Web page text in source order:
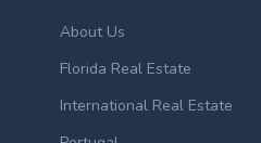
About Us
Florida Real Estate
International Real Estate